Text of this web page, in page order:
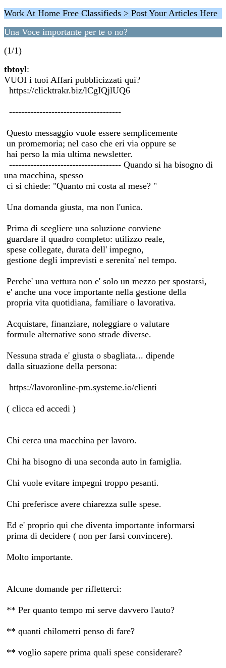
Work At Home Free Classifieds > Post Your Articles Here
Una Voce importante per te o no?
(1/1)
tbtoyl:
VUOI i tuoi Affari pubblicizzati qui?
https://clicktrakr.biz/lCgIQjlUQ6
-------------------------------------
Questo messaggio vuole essere semplicemente
un promemoria; nel caso che eri via oppure se
hai perso la mia ultima newsletter.
------------------------------------- Quando si ha bisogno di
una macchina, spesso
ci si chiede: "Quanto mi costa al mese? "
Una domanda giusta, ma non l'unica.
Prima di scegliere una soluzione conviene
guardare il quadro completo: utilizzo reale,
spese collegate, durata dell' impegno,
gestione degli imprevisti e serenita' nel tempo.
Perche' una vettura non e' solo un mezzo per spostarsi,
e' anche una voce importante nella gestione della
propria vita quotidiana, familiare o lavorativa.
Acquistare, finanziare, noleggiare o valutare
formule alternative sono strade diverse.
Nessuna strada e' giusta o sbagliata... dipende
dalla situazione della persona:
https://lavoronline-pm.systeme.io/clienti
( clicca ed accedi )
Chi cerca una macchina per lavoro.
Chi ha bisogno di una seconda auto in famiglia.
Chi vuole evitare impegni troppo pesanti.
Chi preferisce avere chiarezza sulle spese.
Ed e' proprio qui che diventa importante informarsi
prima di decidere ( non per farsi convincere).
Molto importante.
Alcune domande per rifletterci:
** Per quanto tempo mi serve davvero l'auto?
** quanti chilometri penso di fare?
** voglio sapere prima quali spese considerare?